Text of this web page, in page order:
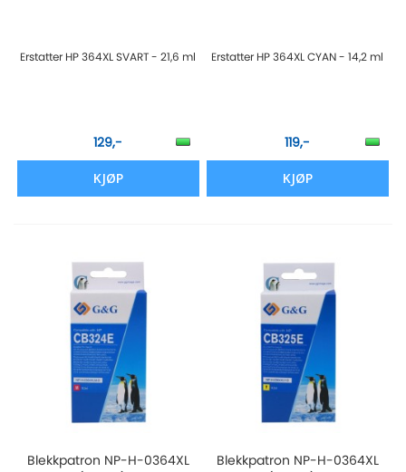
Erstatter HP 364XL SVART - 21,6 ml
129,-
KJØP
Erstatter HP 364XL CYAN - 14,2 ml
119,-
KJØP
Blekkpatron NP-H-0364XL
Blekkpatron NP-H-0364XL